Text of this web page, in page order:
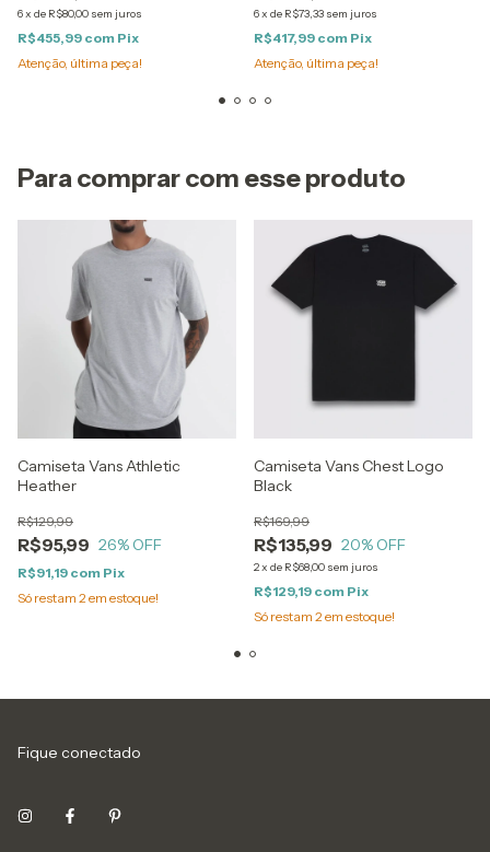
6x de R$80,00 sem juros
R$455,99 com Pix
Atenção, última peça!
6x de R$73,33 sem juros
R$417,99 com Pix
Atenção, última peça!
Para comprar com esse produto
Camiseta Vans Athletic
Heather
R$95,99
R$129,99
26% OFF
R$91,19 com Pix
Só restam 2em estoque!
Camiseta Vans Chest Logo
Black
R$135,99
R$169,99
20% OFF
2x de R$68,00 sem juros
R$129,19 com Pix
Só restam 2em estoque!
Fique conectado